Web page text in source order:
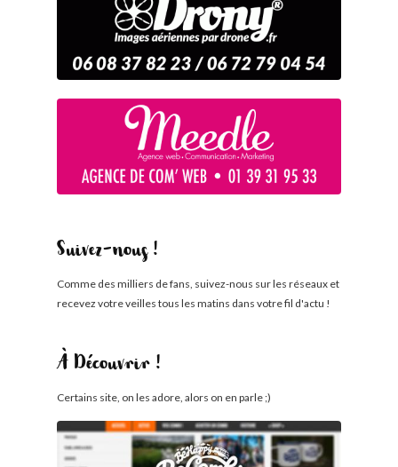
Suivez-nous !
Comme des milliers de fans, suivez-nous sur les réseaux et
recevez votre veilles tous les matins dans votre fil d'actu !
À Découvrir !
Certains site, on les adore, alors on en parle ;)